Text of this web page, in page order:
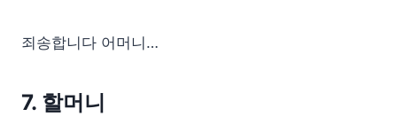
죄송합니다 어머니…
7. 할머니